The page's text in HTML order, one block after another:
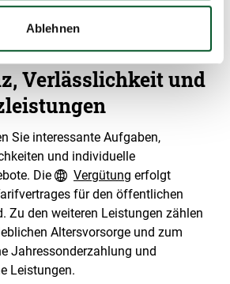
Ablehnen
n
m
a
t
e
n
Verlässlichkeit und
Sie interessante Aufgaben,
und individuelle
Die
Vergütung erfolgt
für den öffentlichen
Zu den weiteren Leistungen zählen
Altersvorsorge und zum
Jahressonderzahlung und
Leistungen.